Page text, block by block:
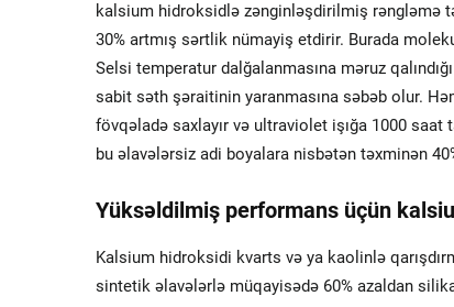
kalsium hidroksidlə zənginləşdirilmiş rəngləmə
30% artmış sərtlik nümayiş etdirir. Burada
Selsi temperatur dalğalanmasına məruz
sabit səth şəraitinin yaranmasına səbəb olur.
fövqəladə saxlayır və ultraviolet işığa 1000 saat
bu əlavələrsiz adi boyalara nisbətən təxminən
Yüksəldilmiş performans üçün
Kalsium hidroksidi kvarts və ya kaolinlə
sintetik əlavələrlə müqayisədə 60% azaldan